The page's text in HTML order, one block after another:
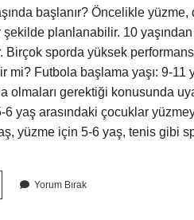
başlanır? Öncelikle
planlanabilir. 10
Birçok sporda yüksek
mi? Futbola başlama yaşı: 9-
olmaları gerektiği konusunda
6 yaş arasındaki çocuklar
yüzme için 5-6 yaş, tenis gibi
Yorum Bırak